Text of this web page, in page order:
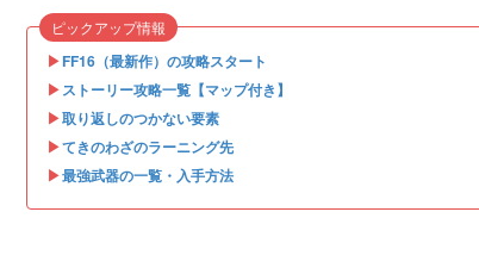
▶︎FF16（最新作）の攻略スタート
▶︎ストーリー攻略一覧【マップ付き】
▶︎取り返しのつかない要素
▶︎てきのわざのラーニング先
▶︎最強武器の一覧・入手方法
ピックアップ情報